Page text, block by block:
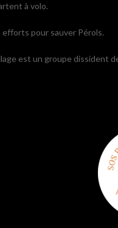
à volo.
efforts pour sauver Pérols.
est un groupe dissident